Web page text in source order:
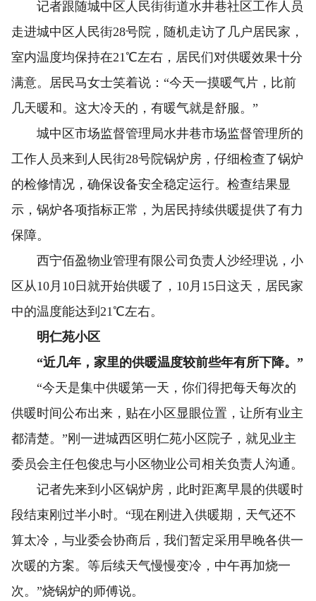
记者跟随城中区人民街街道水井巷社区工作人员
走进城中区人民街28号院，随机走访了几户居民家，
室内温度均保持在21℃左右，居民们对供暖效果十分
满意。居民马女士笑着说：“今天一摸暖气片，比前
几天暖和。这大冷天的，有暖气就是舒服。”
城中区市场监督管理局水井巷市场监督管理所的
工作人员来到人民街28号院锅炉房，仔细检查了锅炉
的检修情况，确保设备安全稳定运行。检查结果显
示，锅炉各项指标正常，为居民持续供暖提供了有力
保障。
西宁佰盈物业管理有限公司负责人沙经理说，小
区从10月10日就开始供暖了，10月15日这天，居民家
中的温度能达到21℃左右。
明仁苑小区
“近几年，家里的供暖温度较前些年有所下降。”
“今天是集中供暖第一天，你们得把每天每次的
供暖时间公布出来，贴在小区显眼位置，让所有业主
都清楚。”刚一进城西区明仁苑小区院子，就见业主
委员会主任包俊忠与小区物业公司相关负责人沟通。
记者先来到小区锅炉房，此时距离早晨的供暖时
段结束刚过半小时。“现在刚进入供暖期，天气还不
算太冷，与业委会协商后，我们暂定采用早晚各供一
次暖的方案。等后续天气慢慢变冷，中午再加烧一
次。”烧锅炉的师傅说。